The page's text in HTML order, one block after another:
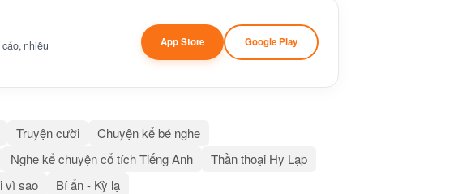
nhiều
App Store Google Play
Truyện cười
Chuyện kể bé nghe
Nghe kể chuyện cổ tích Tiếng Anh
Thần thoại Hy Lạp
vì sao Bí ẩn - Kỳ lạ